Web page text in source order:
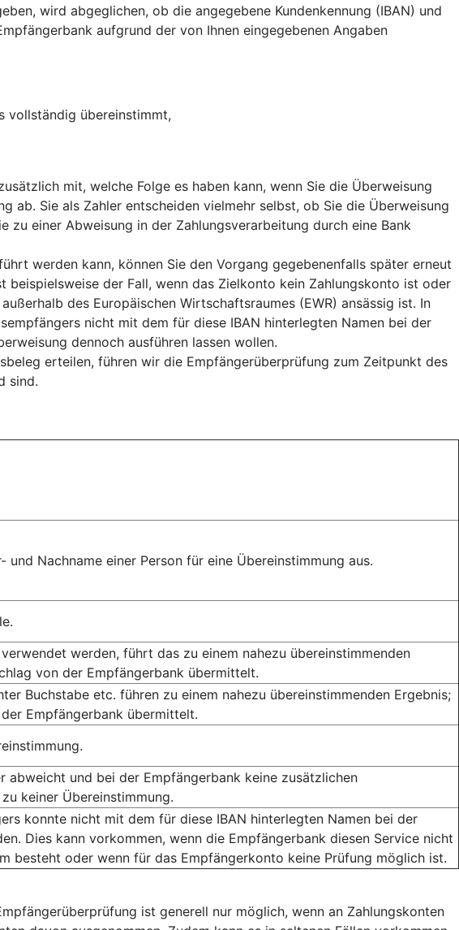
wird abgeglichen, ob die angegebene Kundenkennung (IBAN) und
aufgrund der von Ihnen eingegebenen Angaben
vollständig übereinstimmt,
mit, welche Folge es haben kann, wenn Sie die Überweisung
ab. Sie als Zahler entscheiden vielmehr selbst, ob Sie die Überweisung
einer Abweisung in der Zahlungsverarbeitung durch eine Bank
werden kann, können Sie den Vorgang gegebenenfalls später erneut
der Fall, wenn das Zielkonto kein Zahlungskonto ist oder
des Europäischen Wirtschaftsraumes (EWR) ansässig ist. In
nicht mit dem für diese IBAN hinterlegten Namen bei der
dennoch ausführen lassen wollen.
erteilen, führen wir die Empfängerüberprüfung zum Zeitpunkt des
sind.
und Nachname einer Person für eine Übereinstimmung aus.
werden, führt das zu einem nahezu übereinstimmenden
von der Empfängerbank übermittelt.
Buchstabe etc. führen zu einem nahezu übereinstimmenden Ergebnis;
Empfängerbank übermittelt.
abweicht und bei der Empfängerbank keine zusätzlichen
keiner Übereinstimmung.
konnte nicht mit dem für diese IBAN hinterlegten Namen bei der
Dies kann vorkommen, wenn die Empfängerbank diesen Service nicht
besteht oder wenn für das Empfängerkonto keine Prüfung möglich ist.
ist generell nur möglich, wenn an Zahlungskonten